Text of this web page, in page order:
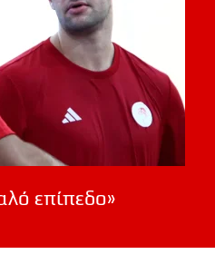
επίπεδο»